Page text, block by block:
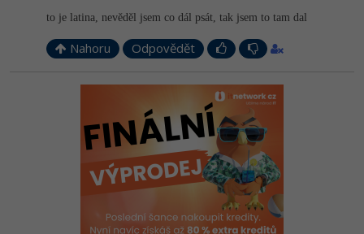
to je latina, nevěděl jsem co dál psát, tak jsem to tam dal
Nahoru Odpovědět